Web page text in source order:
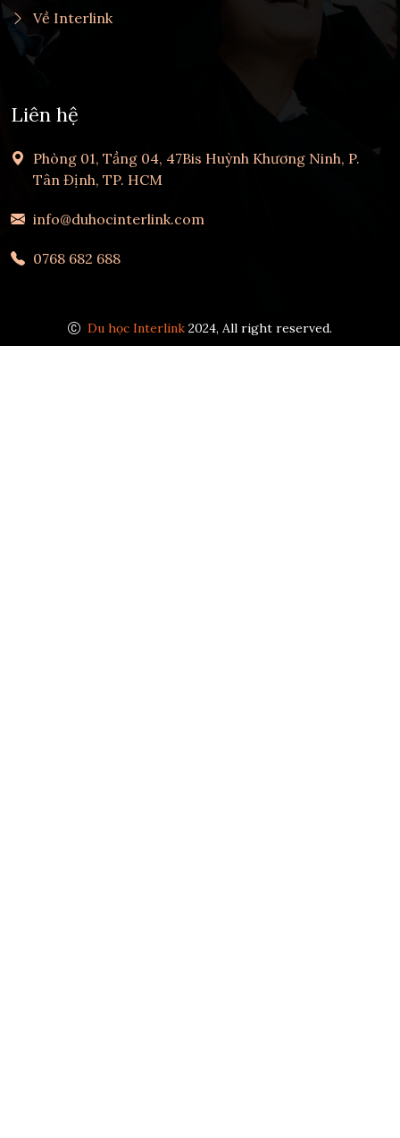
Về Interlink
Liên hệ
Phòng 01, Tầng 04, 47Bis Huỳnh Khương Ninh, P.
Tân Định, TP. HCM
info@duhocinterlink.com
0768 682 688
Du học Interlink 2024, All right reserved.